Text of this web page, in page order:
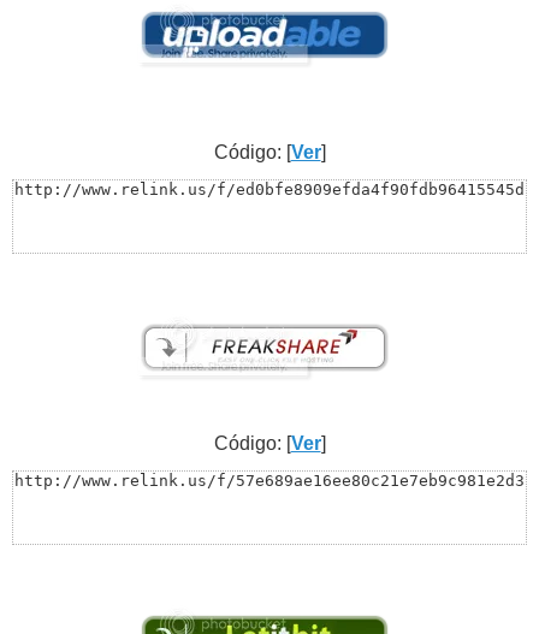
Código: [Ver]
http://www.relink.us/f/ed0bfe8909efda4f90fdb96415545d
Código: [Ver]
http://www.relink.us/f/57e689ae16ee80c21e7eb9c981e2d3